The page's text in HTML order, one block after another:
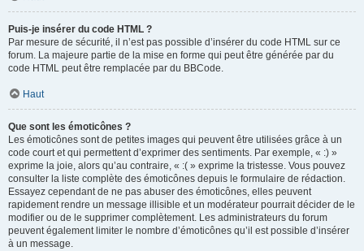
Puis-je insérer du code HTML ?
Par mesure de sécurité, il n’est pas possible d’insérer du code HTML sur ce
forum. La majeure partie de la mise en forme qui peut être générée par du
code HTML peut être remplacée par du BBCode.
Haut
Que sont les émoticônes ?
Les émoticônes sont de petites images qui peuvent être utilisées grâce à un
code court et qui permettent d’exprimer des sentiments. Par exemple, « :) »
exprime la joie, alors qu’au contraire, « :( » exprime la tristesse. Vous pouvez
consulter la liste complète des émoticônes depuis le formulaire de rédaction.
Essayez cependant de ne pas abuser des émoticônes, elles peuvent
rapidement rendre un message illisible et un modérateur pourrait décider de le
modifier ou de le supprimer complètement. Les administrateurs du forum
peuvent également limiter le nombre d’émoticônes qu’il est possible d’insérer
à un message.